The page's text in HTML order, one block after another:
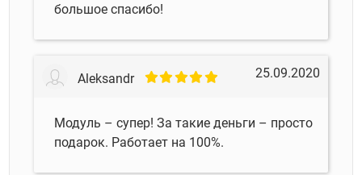
большое спасибо!
Aleksandr 25.09.2020
Модуль – супер! За такие деньги – просто
подарок. Работает на 100%.